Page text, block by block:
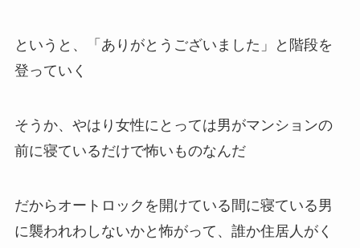
というと、「ありがとうございました」と階段を
登っていく
そうか、やはり女性にとっては男がマンションの
前に寝ているだけで怖いものなんだ
だからオートロックを開けている間に寝ている男
に襲われわしないかと怖がって、誰か住居人がく